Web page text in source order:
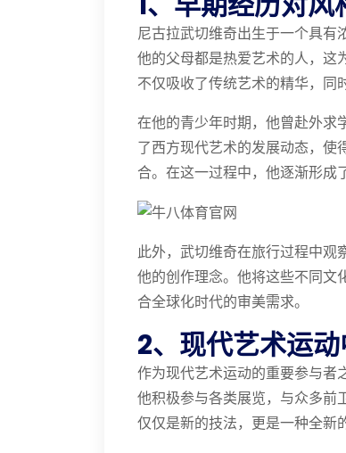
尼古拉武切维奇出生于一个具有
他的父母都是热爱艺术的人，这
不仅吸收了传统艺术的精华，同
在他的青少年时期，他曾赴外求
了西方现代艺术的发展动态，使
合。在这一过程中，他逐渐形成
此外，武切维奇在旅行过程中观
他的创作理念。他将这些不同文
合全球化时代的审美需求。
2、现代艺术运
作为现代艺术运动的重要参与者
他积极参与各类展览，与众多前
仅仅是新的技法，更是一种全新